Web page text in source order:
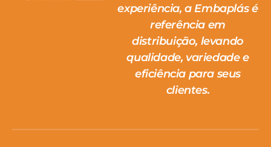
experiência, a Embaplás é
referência em
distribuição, levando
qualidade, variedade e
eficiência para seus
clientes.